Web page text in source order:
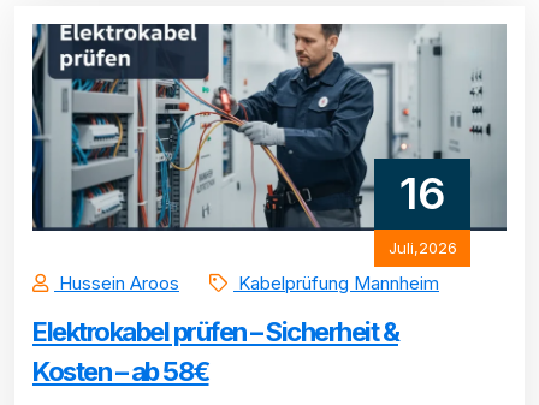
16
Juli,2026
Hussein Aroos Kabelprüfung Mannheim
Elektrokabel prüfen – Sicherheit &
Kosten – ab 58€